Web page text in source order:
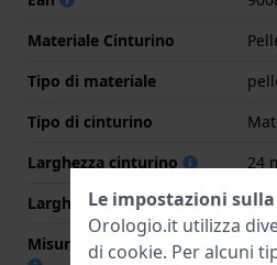
Materiale Cinturino
Tipo di materiale
Tipo di cinturino
Larghezza cinturino
24
Larghezza tra Anse
24
Misura cinturino alla fibbia
22
Le impostazioni
Orologio.it utilizza
di cookie. Per alcuni